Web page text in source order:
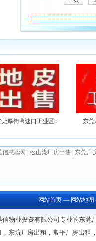
莞厚街高速口工业区... 东莞
信慧聪网 松山湖厂房出售 东莞厂
网站首页— 网站地图
信物业投资有限公司专业的东莞
东坑厂房出租，常平厂房出租